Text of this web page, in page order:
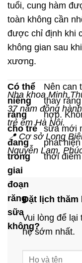
tuổi, cung hàm
toàn không cần
được chỉ định khi
không gian sau
xương.
Có thể
niềng
răng
cho trẻ
đang
trong
giai
đoạn
răng
sữa
không?
Nên can
thay
hợp.
sữa mới
phát
thời
Nha khoa Minh
37 năm đồng
trẻ em Hà Nội.
📍 Cơ sở Long
Nguyễn Lam,
Đặt lịch thăm
Vui lòng để lại
hệ sớm nhất.